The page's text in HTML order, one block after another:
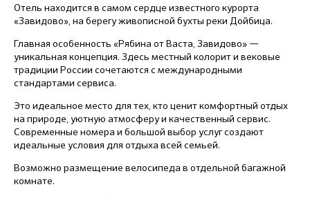
Отель находится в самом сердце известного курорта
«Завидово», на берегу живописной бухты реки Дойбица.
Главная особенность «Рябина от Васта, Завидово» —
уникальная концепция. Здесь местный колорит и вековые
традиции России сочетаются с международными
стандартами сервиса.
Это идеальное место для тех, кто ценит комфортный отдых
на природе, уютную атмосферу и качественный сервис.
Современные номера и большой выбор услуг создают
идеальные условия для отдыха всей семьей.
Возможно размещение велосипеда в отдельной багажной
комнате.